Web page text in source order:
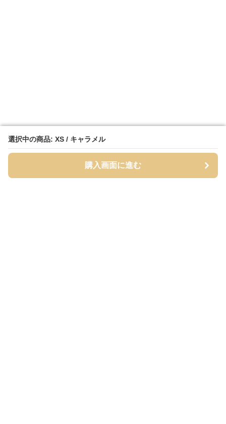
選択中の商品: XS / キャラメル
購入画面に進む
選択中の商品: XS / キャラメル
購入画面に進む